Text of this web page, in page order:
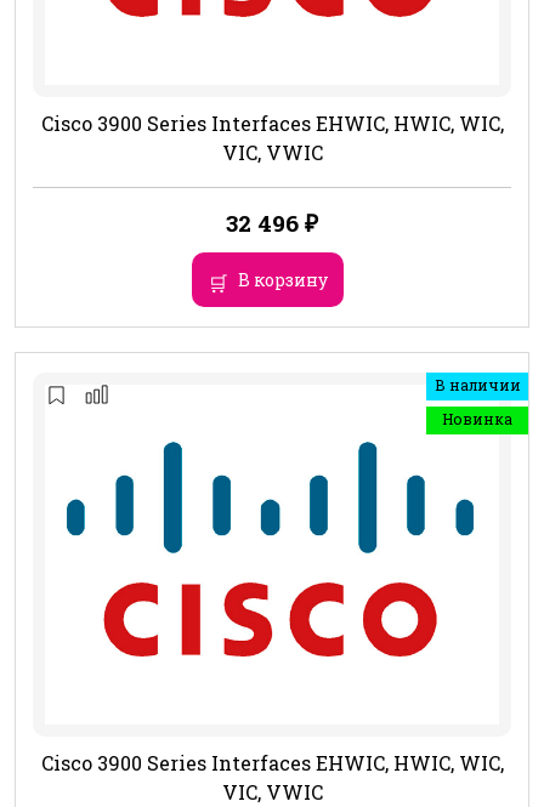
Cisco 3900 Series Interfaces EHWIC, HWIC, WIC,
VIC, VWIC
32 496 ₽
В корзину
В наличии
Новинка
Cisco 3900 Series Interfaces EHWIC, HWIC, WIC,
VIC, VWIC